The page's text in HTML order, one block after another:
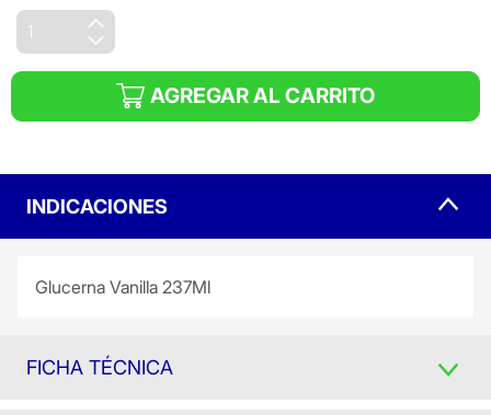
AGREGAR AL CARRITO
INDICACIONES
Glucerna Vanilla 237Ml
FICHA TÉCNICA